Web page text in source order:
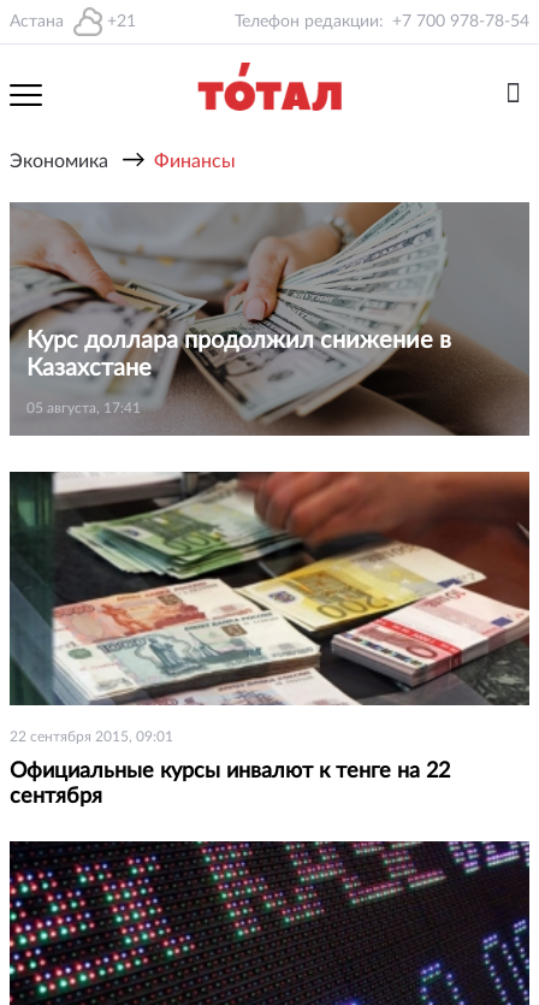
Астана +21 Телефон редакции: +7 700 978-78-54
Экономика → Финансы
Курс доллара продолжил снижение в
Казахстане
05 августа, 17:41
22 сентября 2015, 09:01
Официальные курсы инвалют к тенге на 22
сентября